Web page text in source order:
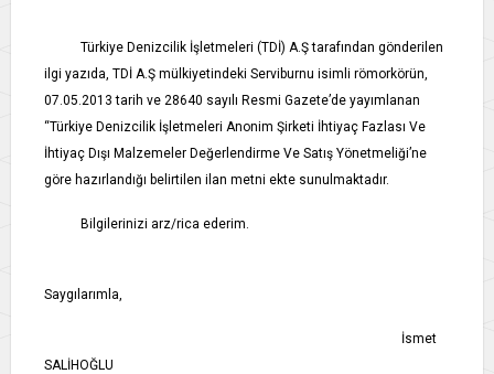
Türkiye Denizcilik İşletmeleri (TDİ) A.Ş tarafından gönderilen
ilgi yazıda, TDİ A.Ş mülkiyetindeki Serviburnu isimli römorkörün,
07.05.2013 tarih ve 28640 sayılı Resmi Gazete’de yayımlanan
“Türkiye Denizcilik İşletmeleri Anonim Şirketi İhtiyaç Fazlası Ve
İhtiyaç Dışı Malzemeler Değerlendirme Ve Satış Yönetmeliği’ne
göre hazırlandığı belirtilen ilan metni ekte sunulmaktadır.
Bilgilerinizi arz/rica ederim.
Saygılarımla,
İsmet
SALİHOĞLU